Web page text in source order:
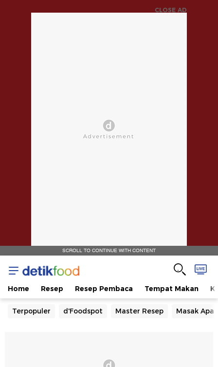
CLOSE AD
SCROLL TO CONTINUE WITH CONTENT
Home Resep Resep Pembaca Tempat Makan
Terpopuler d'Foodspot Master Resep Masak Apa